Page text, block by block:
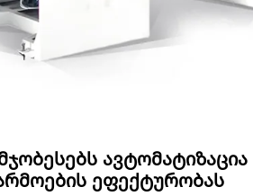
ეფექტურობას